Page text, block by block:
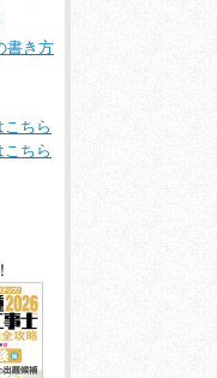
書き方
ちら
ちら